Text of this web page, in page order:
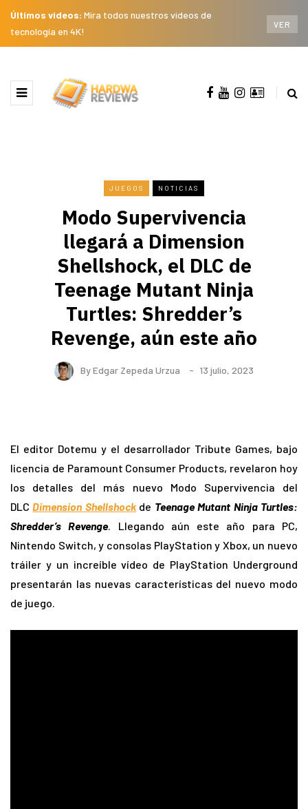
Últimos videos: Mira todos nuestros videos de
tecnología en 4K!
VER
JUEGOS NOTICIAS
Modo Supervivencia
llegará a Dimension
Shellshock, el DLC de
Teenage Mutant Ninja
Turtles: Shredder’s
Revenge, aún este año
ByEdgar Zepeda Urzua 13 julio, 2023
El editor Dotemu y el desarrollador Tribute Games, bajo
licencia de Paramount Consumer Products, revelaron hoy
los detalles del más nuevo Modo Supervivencia del
DLCDimension Shellshockde Teenage Mutant Ninja Turtles:
Shredder’s Revenge.
Llegando aún este año para PC,
Nintendo Switch, y consolas PlayStation y Xbox, un nuevo
tráiler y un increíble vídeo de PlayStation Underground
presentarán las nuevas características del nuevo modo
de juego.